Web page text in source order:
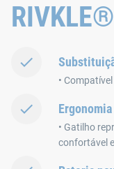
•
• Gatilho
confortável